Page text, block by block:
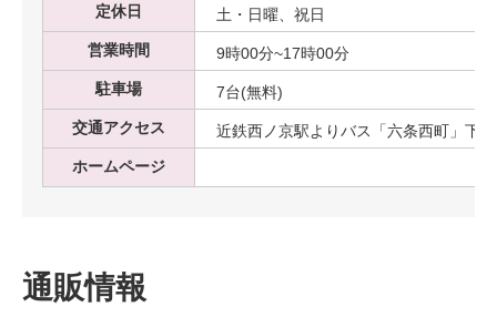
定休日
土・日曜、祝日
営業時間
9時00分~17時00分
駐車場
7台(無料)
交通アクセス
近鉄西ノ京駅よりバス「六条西町」下
ホームページ
通販情報